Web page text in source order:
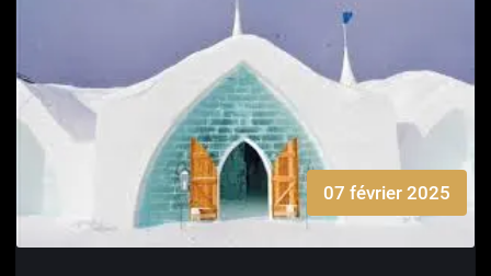
07 février 2025